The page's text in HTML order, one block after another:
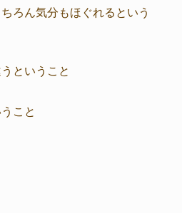
ろん気分もほぐれるという
ということ
こと